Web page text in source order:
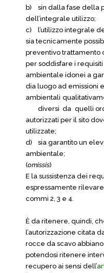
b)
sin dalla fase della
dell’integrale utilizzo;
c)
l’utilizzo integrale
sia tecnicamente
preventivo trattamento
per soddisfare i
ambientale idonei a
dia luogo ad emissioni
ambientali
diversi da quelli
autorizzati per il sito
utilizzate;
d)
sia garantito un
ambientale;
(omissis)
E la sussistenza dei
espressamente
commi 2, 3 e 4.
È da ritenere, quindi,
l’autorizzazione citata
rocce da scavo
potendosi ritenere
recupero ai sensi dell’